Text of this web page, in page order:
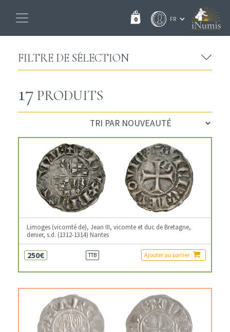
0
FILTRE DE SÉLECTION
17 PRODUITS
Limoges (vicomté de), Jean III, vicomte et duc de Bretagne,
denier, s.d. (1312-1314) Nantes
250€ TTB Ajouter au panier